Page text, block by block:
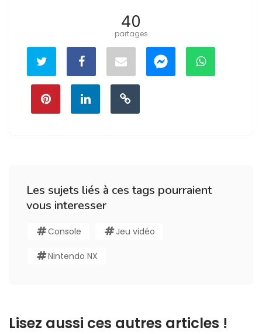
40
partages
Les sujets liés à ces tags pourraient
vous interesser
Console Jeu vidéo
Nintendo NX
Lisez aussi ces autres articles !